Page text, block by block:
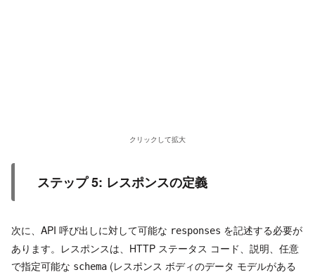
クリックして拡大
ステップ 5: レスポンスの定義
次に、API 呼び出しに対して可能な responses を記述する必要が
あります。レスポンスは、HTTP ステータス コード、説明、任意
で指定可能な schema (レスポンス ボディのデータ モデルがある